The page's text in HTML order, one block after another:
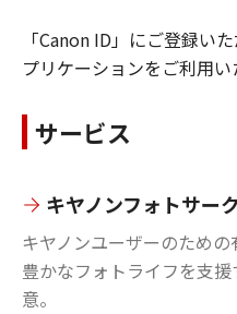
「Canon ID」にご登録い
プリケーションをご利用い
サービス
キヤノンフォトサー
キヤノンユーザーのため
豊かなフォトライフを支
意。